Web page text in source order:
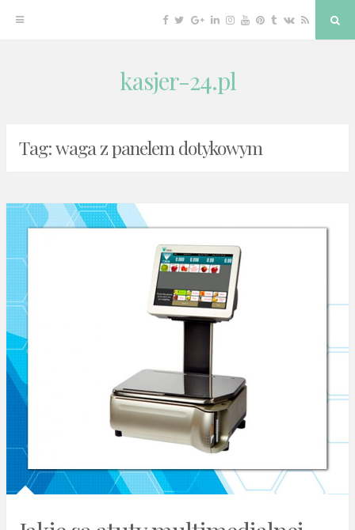
Facebook
TwitterGoogleLinkedin
Instagram
YouTube
Pinterest
Tumblr
VKRSS
kasjer-24.pl
Tag:waga z panelem dotykowym